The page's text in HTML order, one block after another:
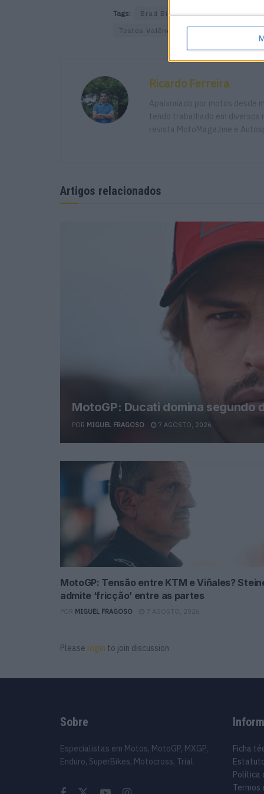
Tags: Brad Binder Circuito Ricardo
Testes Valência 2023
Ricardo Ferreira
Apaixonado por motos desde
tendo trabalhado em diversos
revista MotoMagazine e
Artigos relacionados
MotoGP: Ducati domina
POR MIGUEL FRAGOSO 7 AGOSTO, 2026
MotoGP: Tensão entre KTM e Viñales?
admite ‘fricção’ entre as partes
MIGUEL FRAGOSO 7 AGOSTO, 2026
Please login to join discussion
Sobre
Especialistas em Motos, MotoGP, MXGP,
Enduro, SuperBikes, Motocross, Trial
Ficha
Política
Termos